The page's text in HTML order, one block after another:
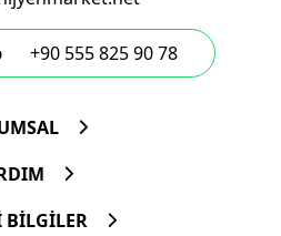
+90 555 825 90 78
BİLGİLER